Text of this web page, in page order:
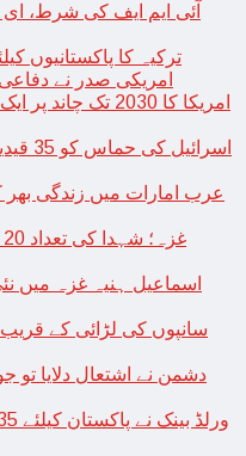
آئی ایم ایف کی شرط، ای
ترکیہ کا پاکستانیوں
امریکی صدر نے
امریکا کا 2030 تک
عرب امارات میں زندگی
اسماعیل ہنیہ غزہ میں
سانپوں کی لڑائی کے
دشمن نے اشتعال دلایا